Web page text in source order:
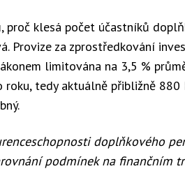
proč klesá počet účastníků
Provize za zprostředkování
limitována na 3,5 %
roku, tedy aktuálně přibližně
doplňkového
podmínek na finančním